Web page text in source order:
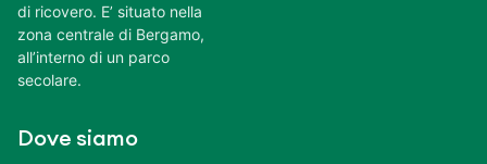
di ricovero. E’ situato nella
zona centrale di Bergamo,
all’interno di un parco
secolare.
Dove siamo